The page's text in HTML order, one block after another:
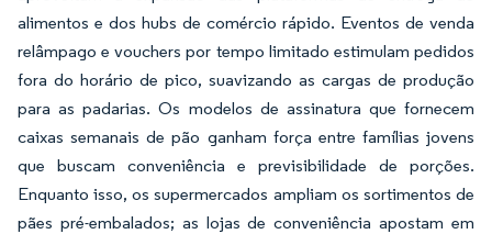
alimentos e dos hubs de comércio rápido. Eventos de venda
relâmpago e vouchers por tempo limitado estimulam pedidos
fora do horário de pico, suavizando as cargas de produção
para as padarias. Os modelos de assinatura que fornecem
caixas semanais de pão ganham força entre famílias jovens
que buscam conveniência e previsibilidade de porções.
Enquanto isso, os supermercados ampliam os sortimentos de
pães pré-embalados; as lojas de conveniência apostam em